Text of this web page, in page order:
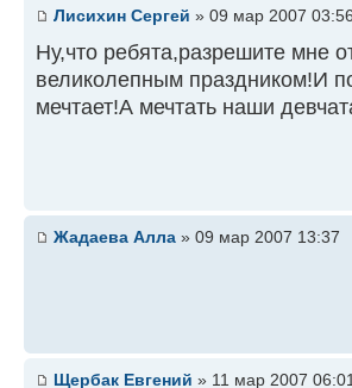
Лисихин Сергей » 09 мар 2007 03:56
Ну,что ребята,разрешите мне
великолепным праздником!И
мечтает!А мечтать наши
Жадаева Алла » 09 мар 2007 13:37
Щербак Евгений » 11 мар 2007